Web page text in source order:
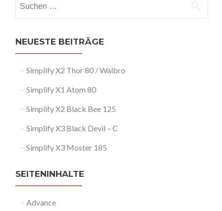
nach:
NEUESTE BEITRÄGE
Simplify X2 Thor 80 / Walbro
Simplify X1 Atom 80
Simplify X2 Black Bee 125
Simplify X3 Black Devil – C
Simplify X3 Moster 185
SEITENINHALTE
Advance